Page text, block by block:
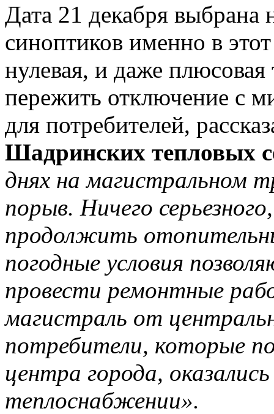
Дата 21 декабря выбрана
синоптиков именно в
нулевая, и даже плюсовая
пережить отключение с
для потребителей,
Шадринских тепловых
днях на магистральном
порыв. Ничего
продолжить
погодные условия
провести ремонтные
магистраль от
потребители, которые
центра города,
теплоснабжении».